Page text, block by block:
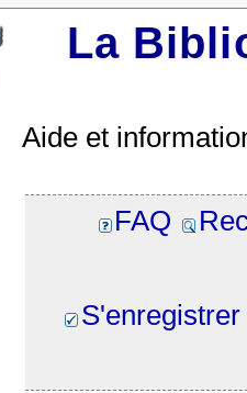
La
Aide et
FAQ
S'enregistrer